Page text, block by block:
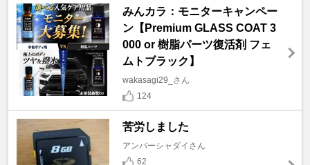
みんカラ：モニターキャンペー
ン【Premium GLASS COAT 3
000 or 樹脂パーツ復活剤 フェ
ムトブラック】
wakasagi29_さん
124
苦労しました
アンバーシャダイさん
62